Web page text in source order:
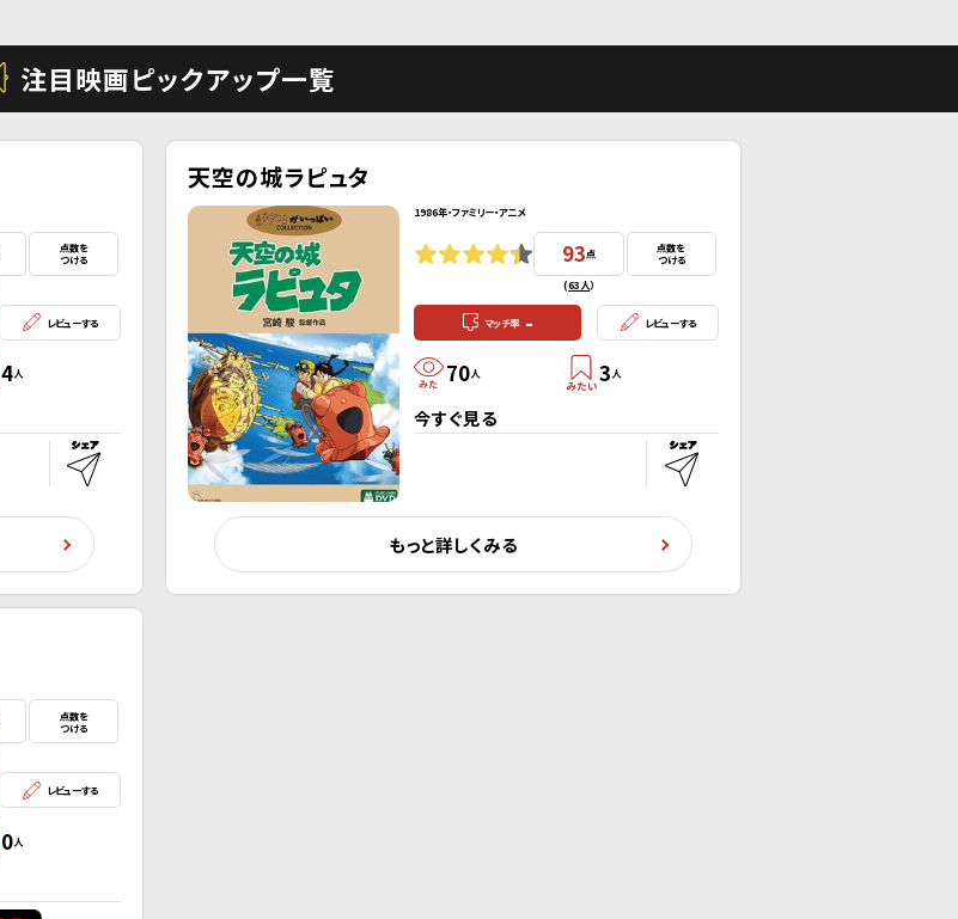
注目映画ピックアップ一覧
点数を
つける
レビューする
4人
天空の城ラピュタ
1986年・ファミリー・アニメ
93点
(63人）
点数を
つける
マッチ率 - レビューする
70人 3 人
今すぐ見る
もっと詳しくみる
点数を
つける
レビューする
0人